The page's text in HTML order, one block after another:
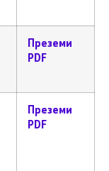
Преземи
PDF
Преземи
PDF